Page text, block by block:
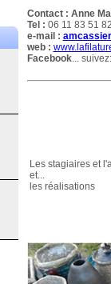
Contact : Anne
Tel : 06 11 83 51
e-mail :
web :
Facebook...
Les stagiaires et
et...
les réalisations